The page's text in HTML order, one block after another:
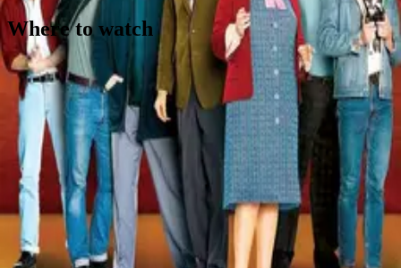
Where to watch
ContactFeedback Privacy
Terms
©2026 Byoscoop· a product of Boydroid B.V.